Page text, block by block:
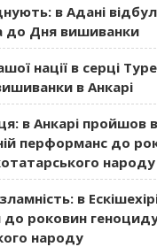
в Адані
до Дня вишиванки
нації в серці
в Анкарі
в Анкарі пройшов
перформанс до
народу
в
до роковин
народу